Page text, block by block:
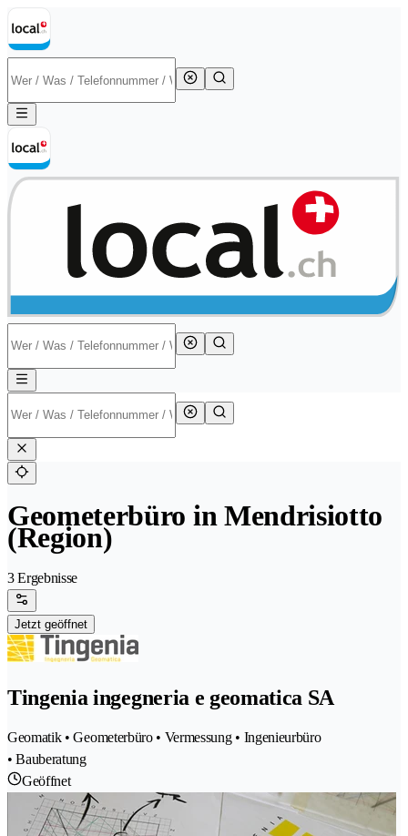
Geometerbüro in Mendrisiotto
(Region)
3 Ergebnisse
Jetzt geöffnet
Tingenia ingegneria e geomatica SA
Geomatik • Geometerbüro • Vermessung • Ingenieurbüro
• Bauberatung
Geöffnet